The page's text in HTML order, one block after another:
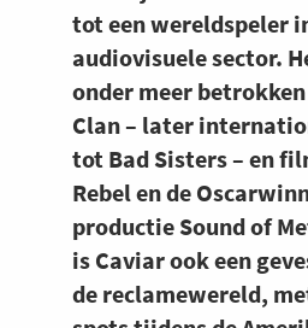
tot een wereldspeler
audiovisuele sector.
onder meer
Clan – later
tot Bad Sisters – en
Rebel en de
productie Sound of
is Caviar ook een
de reclamewereld,